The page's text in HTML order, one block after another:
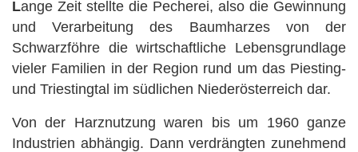
Lange Zeit stellte die Pecherei, also die Gewinnung
und Verarbeitung des Baumharzes von der
Schwarzföhre die wirtschaftliche Lebensgrundlage
vieler Familien in der Region rund um das Piesting-
und Triestingtal im südlichen Niederösterreich dar.
Von der Harznutzung waren bis um 1960 ganze
Industrien abhängig. Dann verdrängten zunehmend